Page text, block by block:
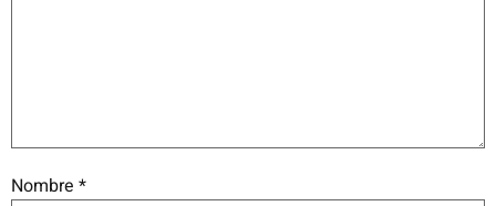
Nombre *